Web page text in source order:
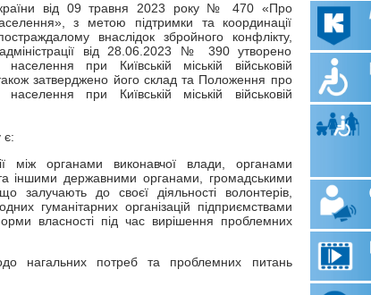
від 09 травня 2023 року № 470 «Про
з метою підтримки та координації
внаслідок збройного конфлікту,
адміністрації від 28.06.2023 № 390 утворено
при Київській міській військовій
затверджено його склад та Положення про
при Київській міській військовій
є:
між органами виконавчої влади, органами
іншими державними органами, громадськими
залучають до своєї діяльності волонтерів,
гуманітарних організацій підприємствами
власності під час вирішення проблемних
нагальних потреб та проблемних питань